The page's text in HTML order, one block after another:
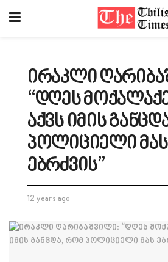
ირაკლი
“დღეს
აქვს იმის
პოლიციელი მას
ებრძვის”
12 years ago